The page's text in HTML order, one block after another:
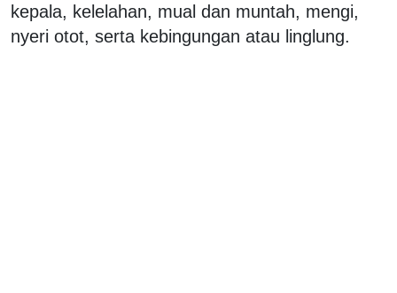
kepala, kelelahan, mual dan muntah, mengi,
nyeri otot, serta kebingungan atau linglung.